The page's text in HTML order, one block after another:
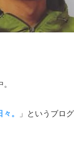
。 」というブロ